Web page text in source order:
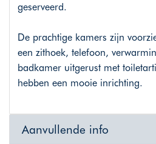
geserveerd.
De prachtige kamers zijn
een zithoek, telefoon,
badkamer uitgerust met
hebben een mooie inrichting.
Aanvullende info